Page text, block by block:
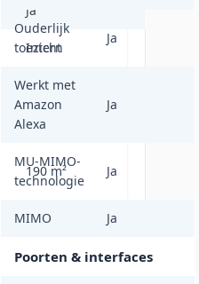
Ja
Intern
120
190 m²
Ja
Ouderlijk
toezicht
Ja
Werkt met
Amazon
Alexa
Ja
MU-MIMO-
technologie
Ja
MIMO Ja
Poorten & interfaces